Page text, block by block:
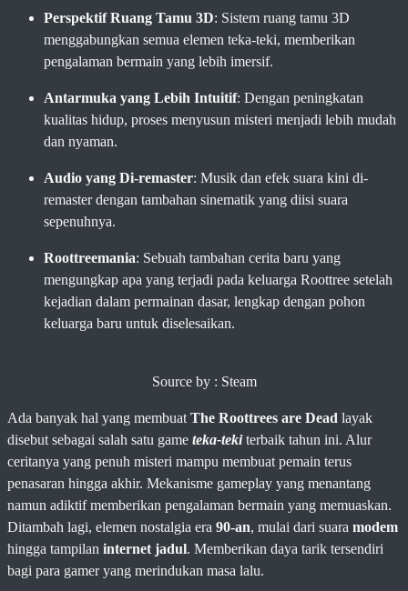
Perspektif Ruang Tamu 3D: Sistem ruang tamu 3D
menggabungkan semua elemen teka-teki, memberikan
pengalaman bermain yang lebih imersif.
Antarmuka yang Lebih Intuitif: Dengan peningkatan
kualitas hidup, proses menyusun misteri menjadi lebih mudah
dan nyaman.
Audio yang Di-remaster: Musik dan efek suara kini di-
remaster dengan tambahan sinematik yang diisi suara
sepenuhnya.
Roottreemania: Sebuah tambahan cerita baru yang
mengungkap apa yang terjadi pada keluarga Roottree setelah
kejadian dalam permainan dasar, lengkap dengan pohon
keluarga baru untuk diselesaikan.
Source by : Steam
Ada banyak hal yang membuat The Roottrees are Dead layak
disebut sebagai salah satu game teka-tekiterbaik tahun ini. Alur
ceritanya yang penuh misteri mampu membuat pemain terus
penasaran hingga akhir. Mekanisme gameplay yang menantang
namun adiktif memberikan pengalaman bermain yang memuaskan.
Ditambah lagi, elemen nostalgia era 90-an, mulai dari suara modem
hingga tampilan internet jadul. Memberikan daya tarik tersendiri
bagi para gamer yang merindukan masa lalu.